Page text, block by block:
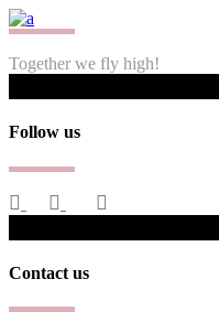
Together we fly high!
Follow us
Contact us